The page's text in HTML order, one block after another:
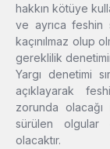
hakkın kötüye
ve ayrıca feshin
kaçınılmaz olup
gereklilik
Yargı denetimi
açıklayarak
zorunda
sürülen olgular
olacaktır.